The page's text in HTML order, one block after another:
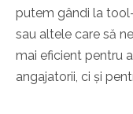
putem gândi la
sau altele care să
mai eficient pentru
angajatorii, ci și